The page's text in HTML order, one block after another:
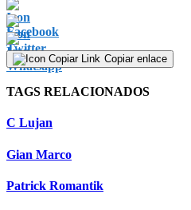
Copiar enlace
TAGS RELACIONADOS
C Lujan
Gian Marco
Patrick Romantik